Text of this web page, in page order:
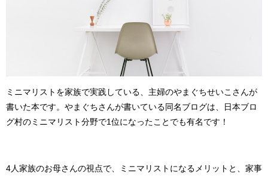
ミニマリストを家族で実践している、主婦のやまぐちせいこさんが
書いた本です。やまぐちさんが書いている同名ブログは、日本ブロ
グ村のミニマリスト分野で1 位になったことでも有名です！
4人家族のお母さんの視点で、ミニマリストになるメリットと、家事